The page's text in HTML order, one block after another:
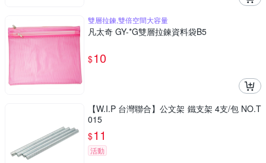
雙層拉鍊,雙倍空間大容量
凡太奇 GY-*G雙層拉鍊資料袋B5
$10
【W.I.P 台灣聯合】公文架 鐵支架 4支/包 NO.T
015
$11
活動